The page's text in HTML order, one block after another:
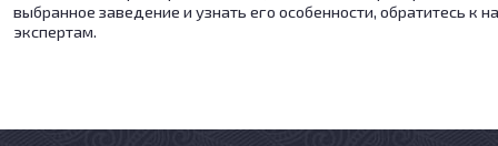
выбранное заведение и узнать его особенности, обратитесь к
экспертам.